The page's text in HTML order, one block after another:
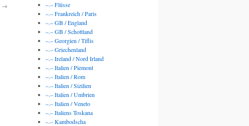
→
–.– Flüsse
–.– Frankreich / Paris
–.– GB / England
–.– GB / Schottland
–.– Georgien / Tiflis
–.– Griechenland
–.– Ireland / Nord Irland
–.– Italien / Piemont
–.– Italien / Rom
–.– Italien / Sizilien
–.– Italien / Umbrien
–.– Italien / Veneto
–.– Italiens Toskana
–.– Kambodscha